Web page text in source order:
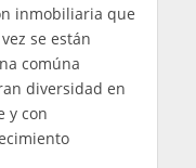
inmobiliaria que
se están
comúna
diversidad en
y con